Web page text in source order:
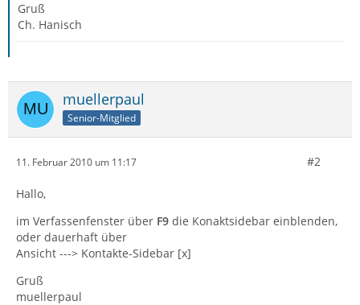
Gruß
Ch. Hanisch
muellerpaul
Senior-Mitglied
11. Februar 2010 um 11:17 #2
Hallo,
im Verfassenfenster über F9 die Konaktsidebar einblenden,
oder dauerhaft über
Ansicht ---> Kontakte-Sidebar [x]
Gruß
muellerpaul